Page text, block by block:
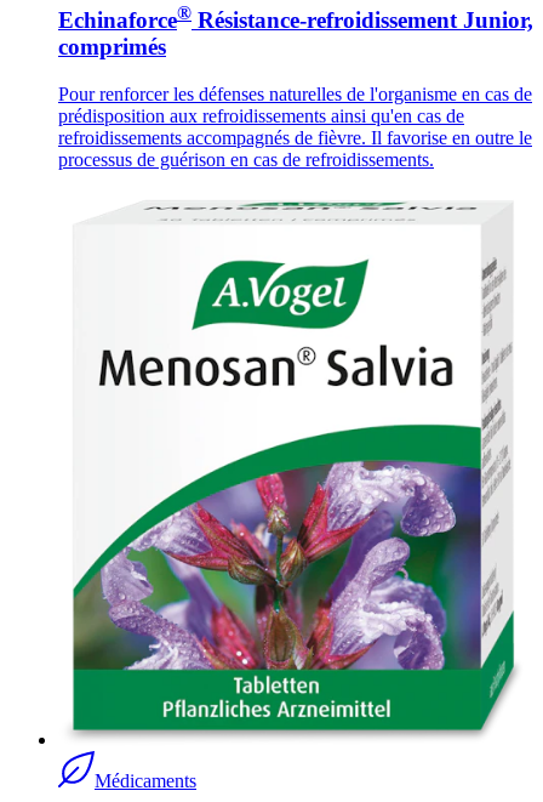
Echinaforce® Résistance-refroidissement Junior,
comprimés
Pour renforcer les défenses naturelles de l'organisme en cas de
prédisposition aux refroidissements ainsi qu'en cas de
refroidissements accompagnés de fièvre. Il favorise en outre le
processus de guérison en cas de refroidissements.
Médicaments